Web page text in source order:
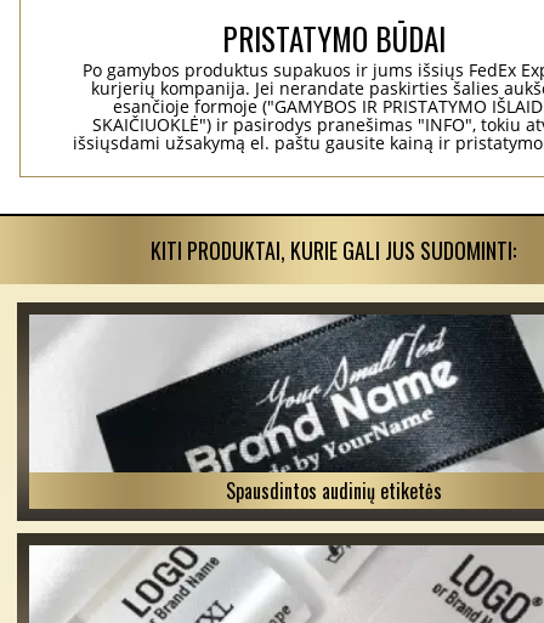
PRISTATYMO BŪDAI
Po gamybos produktus supakuos ir jums išsiųs FedEx
kurjerių kompanija. Jei nerandate paskirties šalies
esančioje formoje ("GAMYBOS IR PRISTATYMO
SKAIČIUOKLĖ") ir pasirodys pranešimas "INFO", tokiu
išsiųsdami užsakymą el. paštu gausite kainą ir
KITI PRODUKTAI, KURIE GALI JUS SUDOMINTI:
Spausdintos audinių etiketės